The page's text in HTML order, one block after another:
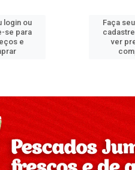
login ou
se para
e
Faça
ver